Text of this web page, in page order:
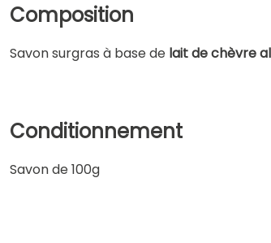
Composition
Savon surgras à base de lait de chèvre
Conditionnement
Savon de 100g